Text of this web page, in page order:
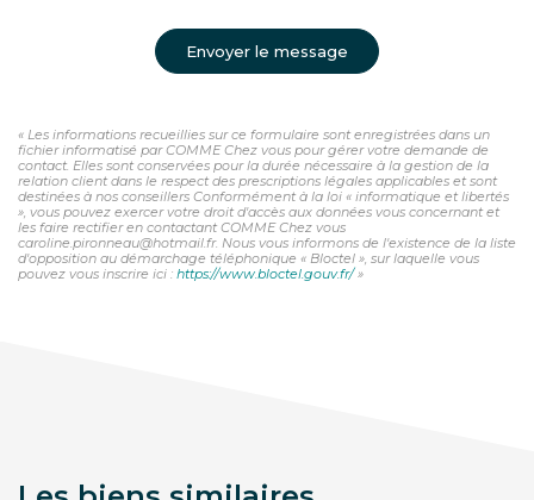
Envoyer le message
« Les informations recueillies sur ce formulaire sont enregistrées dans un
fichier informatisé par COMME Chez vous pour gérer votre demande de
contact. Elles sont conservées pour la durée nécessaire à la gestion de la
relation client dans le respect des prescriptions légales applicables et sont
destinées à nos conseillers Conformément à la loi « informatique et libertés
», vous pouvez exercer votre droit d'accès aux données vous concernant et
les faire rectifier en contactant COMME Chez vous
caroline.pironneau@hotmail.fr. Nous vous informons de l'existence de la liste
d'opposition au démarchage téléphonique « Bloctel », sur laquelle vous
pouvez vous inscrire ici : https://www.bloctel.gouv.fr/»